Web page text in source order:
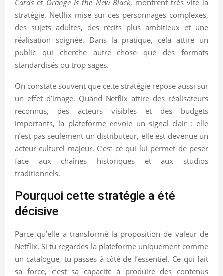
Cards et Orange Is the New Black, montrent très vite la
stratégie. Netflix mise sur des personnages complexes,
des sujets adultes, des récits plus ambitieux et une
réalisation soignée. Dans la pratique, cela attire un
public qui cherche autre chose que des formats
standardisés ou trop sages.
On constate souvent que cette stratégie repose aussi sur
un effet d’image. Quand Netflix attire des réalisateurs
reconnus, des acteurs visibles et des budgets
importants, la plateforme envoie un signal clair : elle
n’est pas seulement un distributeur, elle est devenue un
acteur culturel majeur. C’est ce qui lui permet de peser
face aux chaînes historiques et aux studios
traditionnels.
Pourquoi cette stratégie a été
décisive
Parce qu’elle a transformé la proposition de valeur de
Netflix. Si tu regardes la plateforme uniquement comme
un catalogue, tu passes à côté de l’essentiel. Ce qui fait
sa force, c’est sa capacité à produire des contenus